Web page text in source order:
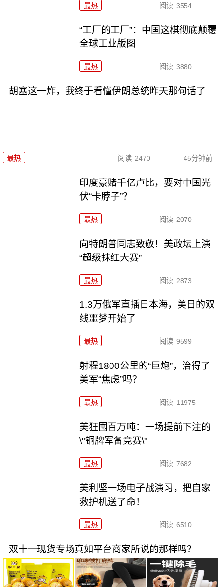
最热 阅读 3554
“工厂的工厂”：中国这棋彻底颠覆
全球工业版图
最热 阅读 3880
胡塞这一炸，我终于看懂伊朗总统昨天那句话了
最热 阅读 2470 45分钟前
印度豪赌千亿卢比，要对中国光
伏“卡脖子”？
最热 阅读 2070
向特朗普同志致敬！美政坛上演
“超级抹红大赛”
最热 阅读 2873
1.3万俄军直插日本海，美日的双
线噩梦开始了
最热 阅读 9599
射程1800公里的“巨炮”，治得了
美军“焦虑”吗？
最热 阅读 11975
美狂囤百万吨：一场提前下注的
\"铜牌军备竞赛\"
最热 阅读 7682
美利坚一场电子战演习，把自家
救护机送了命！
最热 阅读 6510
双十一现货专场真如平台商家所说的那样吗？